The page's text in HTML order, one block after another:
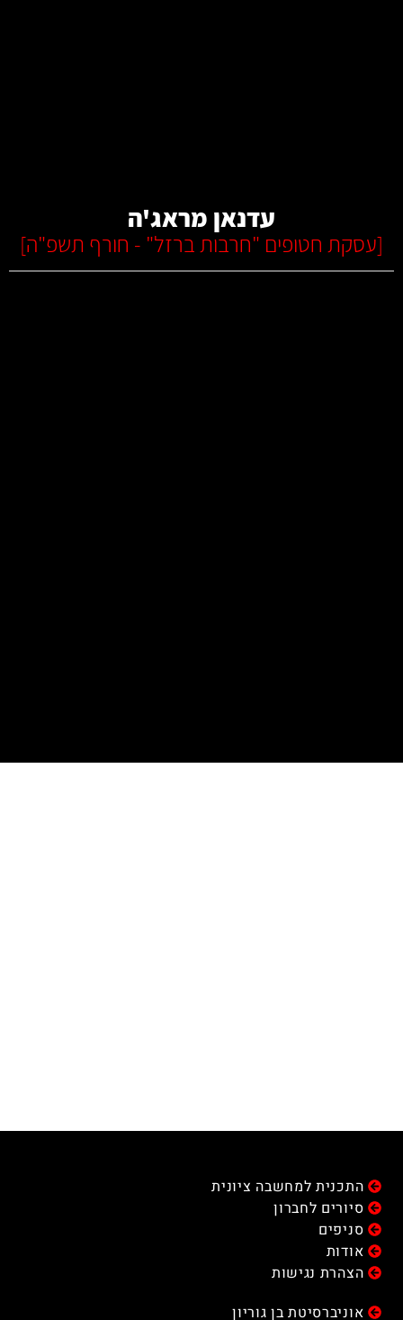
עדנאן מראג'ה
[עסקת חטופים "חרבות ברזל" - חורף תשפ"ה]
התכנית למחשבה ציונית
סיורים לחברון
סניפים
אודות
הצהרת נגישות
אוניברסיטת בן גוריון